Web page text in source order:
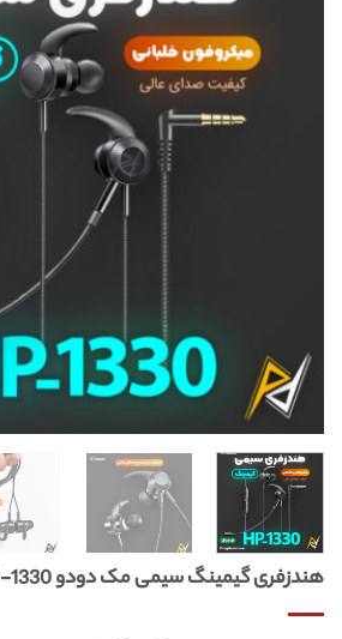
هندزفری گیمینگ سیمی مک دودو Mcdodo HP-1330 اورجینال